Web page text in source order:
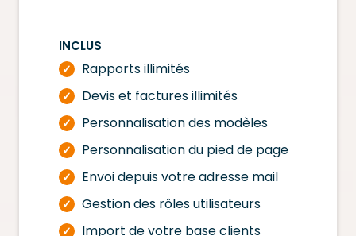
INCLUS
✓ Rapports illimités
✓ Devis et factures illimités
✓ Personnalisation des modèles
✓ Personnalisation du pied de page
✓ Envoi depuis votre adresse mail
✓ Gestion des rôles utilisateurs
✓ Import de votre base clients